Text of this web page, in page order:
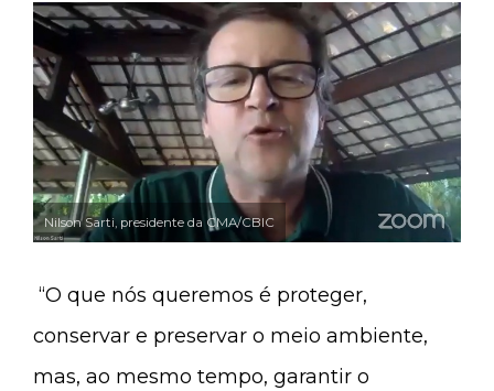
Nilson Sarti, presidente da CMA/CBIC
“O que nós queremos é proteger,
conservar e preservar o meio ambiente,
mas, ao mesmo tempo, garantir o